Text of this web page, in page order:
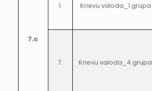
7.c
1. Krievu valoda_1.grupa
7. Krievu valoda_4.grupa